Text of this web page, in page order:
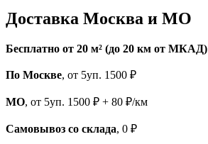
Доставка Москва и МО
Бесплатно от 20 м² (до 20 км от МКАД)
По Москве, от 5уп. 1500 ₽
МО, от 5уп. 1500 ₽ + 80 ₽/км
Самовывоз со склада, 0 ₽